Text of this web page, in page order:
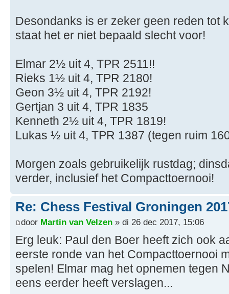
Desondanks is er zeker geen reden tot
staat het er niet bepaald slecht voor!
Elmar 2½ uit 4, TPR 2511!!
Rieks 1½ uit 4, TPR 2180!
Geon 3½ uit 4, TPR 2192!
Gertjan 3 uit 4, TPR 1835
Kenneth 2½ uit 4, TPR 1819!
Lukas ½ uit 4, TPR 1387 (tegen ruim
Morgen zoals gebruikelijk rustdag;
verder, inclusief het Compacttoernooi!
Re: Chess Festival Groningen
door Martin van Velzen » di 26 dec 2017, 15:06
Erg leuk: Paul den Boer heeft zich ook
eerste ronde van het Compacttoernooi
spelen! Elmar mag het opnemen tegen
eens eerder heeft verslagen...